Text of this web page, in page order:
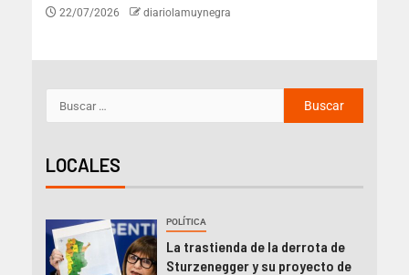
22/07/2026 diariolamuynegra
LOCALES
POLÍTICA
La trastienda de la derrota de
Sturzenegger y su proyecto de